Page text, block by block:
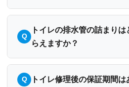
トイレの排水管の詰まり
らえますか？
トイレ修理後の保証期間は